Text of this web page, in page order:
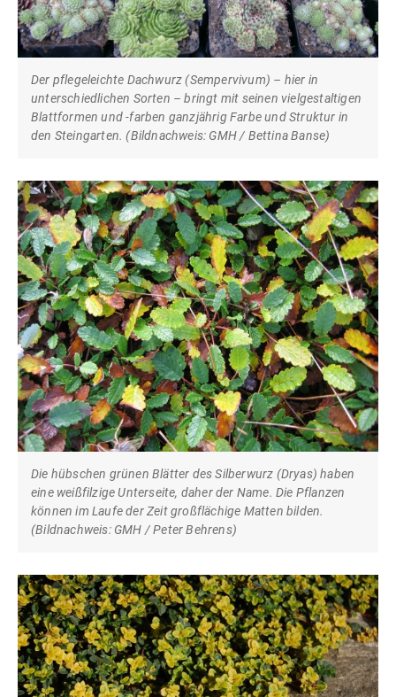
Der pflegeleichte Dachwurz (Sempervivum) – hier in
unterschiedlichen Sorten – bringt mit seinen vielgestaltigen
Blattformen und -farben ganzjährig Farbe und Struktur in
den Steingarten. (Bildnachweis: GMH / Bettina Banse)
Die hübschen grünen Blätter des Silberwurz (Dryas) haben
eine weißfilzige Unterseite, daher der Name. Die Pflanzen
können im Laufe der Zeit großflächige Matten bilden.
(Bildnachweis: GMH / Peter Behrens)